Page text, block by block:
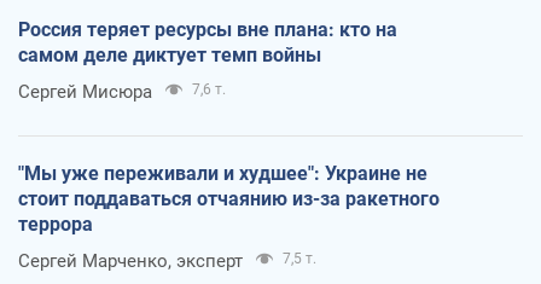
Россия теряет ресурсы вне плана: кто на
самом деле диктует темп войны
Сергей Мисюра 7,6 т.
"Мы уже переживали и худшее": Украине не
стоит поддаваться отчаянию из-за ракетного
террора
Сергей Марченко, эксперт 7,5 т.